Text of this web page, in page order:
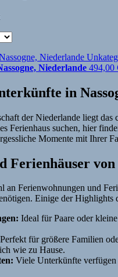
Niederlande 494,00
in
der Niederlande liegt
Ferienhaus suchen, hier
Momente mit Ihrer
Ferienhäuser
an Ferienwohnungen und
Einige der
Ideal für Paare oder
Perfekt für größere Familien
wie zu Hause.
Viele Unterkünfte